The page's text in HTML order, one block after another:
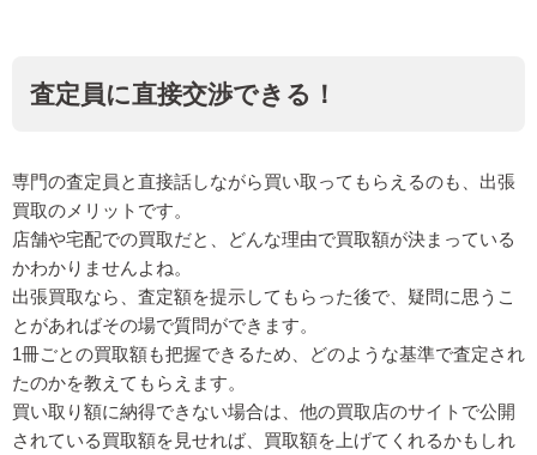
査定員に直接交渉できる！
専門の査定員と直接話しながら買い取ってもらえるのも、出張
買取のメリットです。
店舗や宅配での買取だと、どんな理由で買取額が決まっている
かわかりませんよね。
出張買取なら、査定額を提示してもらった後で、疑問に思うこ
とがあればその場で質問ができます。
1冊ごとの買取額も把握できるため、どのような基準で査定され
たのかを教えてもらえます。
買い取り額に納得できない場合は、他の買取店のサイトで公開
されている買取額を見せれば、買取額を上げてくれるかもしれ